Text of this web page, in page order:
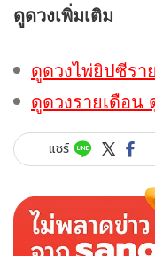
ดูดวงเพิ่มเติม
ดูดวงไพ่ยิปซีรา
ดูดวงรายเดือน
แชร์